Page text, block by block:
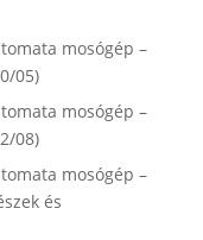
mosógép –
05)
mosógép –
08)
mosógép –
és